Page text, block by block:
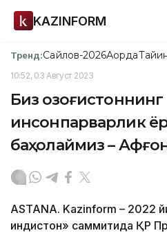
KAZINFORM
Тренд:Сайлов-2026Ақорда
10:52, 03 Август 2023
Биз Қозоғистоннинг
инсонпарварлик
баҳолаймиз –
ASTANA. Kazinform – 2022
Ҳиндистон» саммитида ҚР